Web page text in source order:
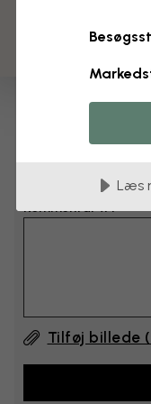
Læg 6–10 cm til både
Kommentar #1
Tilføj billede
Læs